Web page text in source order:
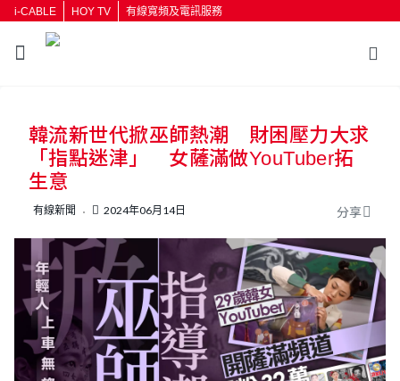
i-CABLE HOY TV 有線寬頻及電訊服務
按輸入鍵開始搜尋
韓流新世代掀巫師熱潮 財困壓力大求
「指點迷津」 女薩滿做YouTuber拓
生意
有線新聞 2024年06月14日 分享